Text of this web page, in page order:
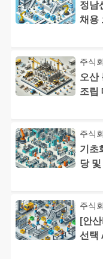
정남
채용
워
주식
오산
조립
정
주식
기초
당
주식
[안
선택
사 /